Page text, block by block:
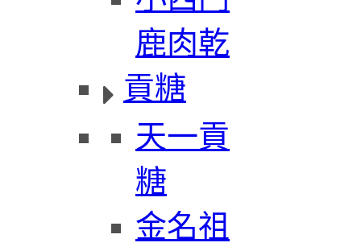
鹿肉乾
貢糖
天一貢
糖
金名祖